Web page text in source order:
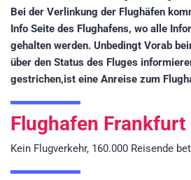
Bei der Verlinkung der Flughäfen
Info Seite des Flughafens, wo alle
gehalten werden. Unbedingt Vorab
über den Status des Fluges
gestrichen,ist eine Anreise zum
Flughafen Frankfurt
Kein Flugverkehr, 160.000 Reisende